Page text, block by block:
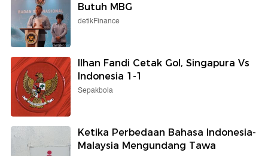
Butuh MBG
detikFinance
Ilhan Fandi Cetak Gol, Singapura Vs
Indonesia 1-1
Sepakbola
Ketika Perbedaan Bahasa Indonesia-
Malaysia Mengundang Tawa